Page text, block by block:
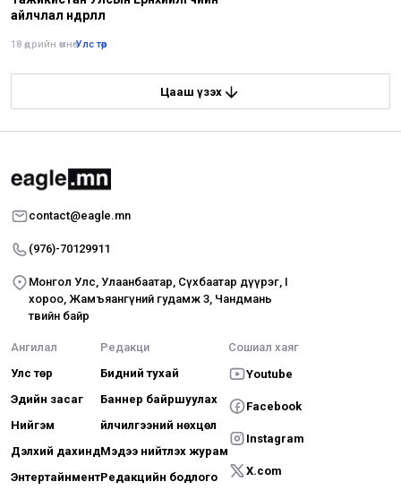
айлчлал өндөрлөлөө
18 өдрийн өмнө•Улс төр
Цааш үзэх
contact@eagle.mn
(976)-70129911
Монгол Улс, Улаанбаатар, Сүхбаатар дүүрэг, I
хороо, Жамъяангүний гудамж 3, Чандмань
төвийн байр
Ангилал
Улс төр
Эдийн засаг
Нийгэм
Дэлхий дахинд
Энтертайнмент
Редакци
Бидний тухай
Баннер байршуулах
Үйлчилгээний нөхцөл
Мэдээ нийтлэх журам
Редакцийн бодлого
Сошиал хаяг
Youtube
Facebook
Instagram
X.com